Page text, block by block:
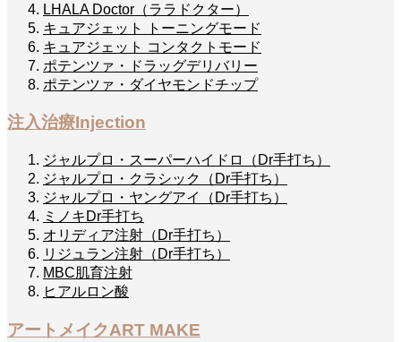
LHALA Doctor（ララドクター）
キュアジェット トーニングモード
キュアジェット コンタクトモード
ポテンツァ・ドラッグデリバリー
ポテンツァ・ダイヤモンドチップ
注入治療Injection
ジャルプロ・スーパーハイドロ（Dr手打ち）
ジャルプロ・クラシック（Dr手打ち）
ジャルプロ・ヤングアイ（Dr手打ち）
ミノキDr手打ち
オリディア注射（Dr手打ち）
リジュラン注射（Dr手打ち）
MBC肌育注射
ヒアルロン酸
アートメイクART MAKE